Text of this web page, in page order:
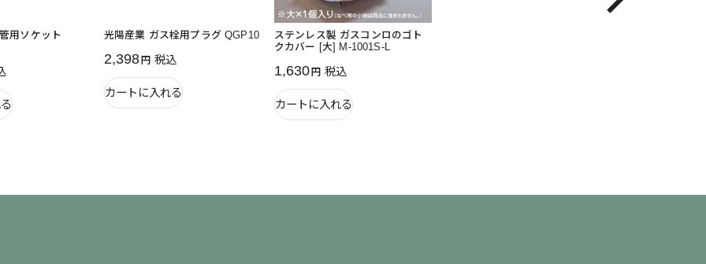
用ソケット 光陽産業 ガス栓用プラグ QGP10
2,398 税込
カートに入れる
ステンレス製 ガスコンロのゴト
クカバー [大] M-1001S-L
1,630 税込
カートに入れる